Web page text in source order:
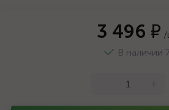
3 496 ₽ /
В наличии
+